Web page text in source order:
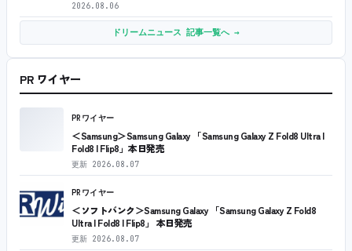
2026.08.06
ドリームニュース 記事一覧へ →
PR ワイヤー
PRワイヤー
＜Samsung＞Samsung Galaxy 「Samsung Galaxy Z Fold8 Ultra |
Fold8 | Flip8」本日発売
更新 2026.08.07
PRワイヤー
＜ソフトバンク＞Samsung Galaxy 「Samsung Galaxy Z Fold8
Ultra | Fold8 | Flip8」 本日発売
更新 2026.08.07